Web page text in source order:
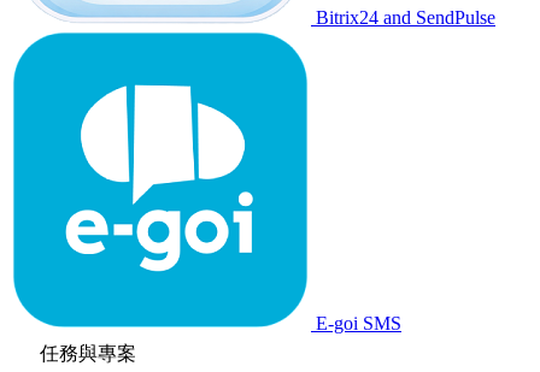
Bitrix24 and SendPulse
E-goi SMS
任務與專案